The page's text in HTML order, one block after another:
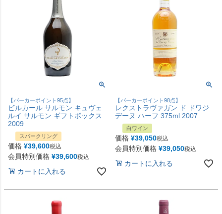
【パーカーポイント95点】
ビルカール サルモン キュヴェ
ルイ サルモン ギフトボックス
2009
スパークリング
価格 ¥39,600税込
会員特別価格 ¥39,600税込
カートに入れる
【パーカーポイント98点】
レクストラヴァガン ド ドワジ
デーヌ ハーフ 375ml 2007
白ワイン
価格 ¥39,050税込
会員特別価格 ¥39,050税込
カートに入れる